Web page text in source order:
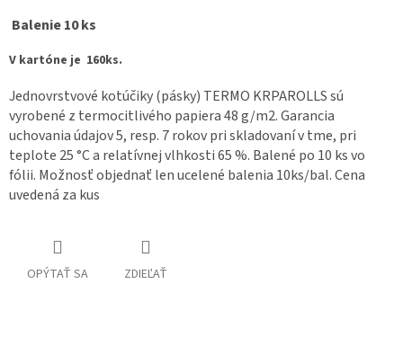
Balenie 10 ks
V kartóne je 160ks.
Jednovrstvové kotúčiky (pásky) TERMO KRPAROLLS sú
vyrobené z termocitlivého papiera 48 g/m2. Garancia
uchovania údajov 5, resp. 7 rokov pri skladovaní v tme, pri
teplote 25 °C a relatívnej vlhkosti 65 %. Balené po 10 ks vo
fólii. Možnosť objednať len ucelené balenia 10ks/bal. Cena
uvedená za kus
OPÝTAŤ SA ZDIEĽAŤ